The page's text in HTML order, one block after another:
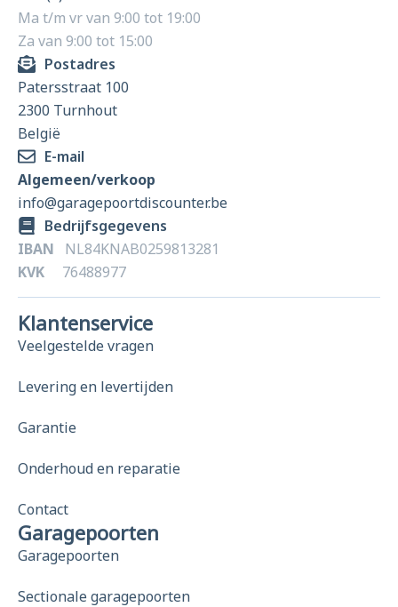
Ma t/m vr van 9:00 tot 19:00
Za van 9:00 tot 15:00
Postadres
Patersstraat 100
2300 Turnhout
België
E-mail
Algemeen/verkoop
info@garagepoortdiscounter.be
Bedrijfsgegevens
IBAN NL84KNAB0259813281
KVK 76488977
Klantenservice
Veelgestelde vragen
Levering en levertijden
Garantie
Onderhoud en reparatie
Contact
Garagepoorten
Garagepoorten
Sectionale garagepoorten